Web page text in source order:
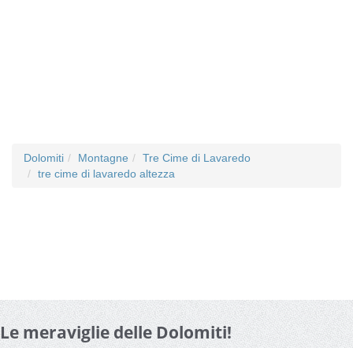
Dolomiti Montagne
Tre Cime di Lavaredo
tre cime di lavaredo altezza
Le meraviglie delle Dolomiti!